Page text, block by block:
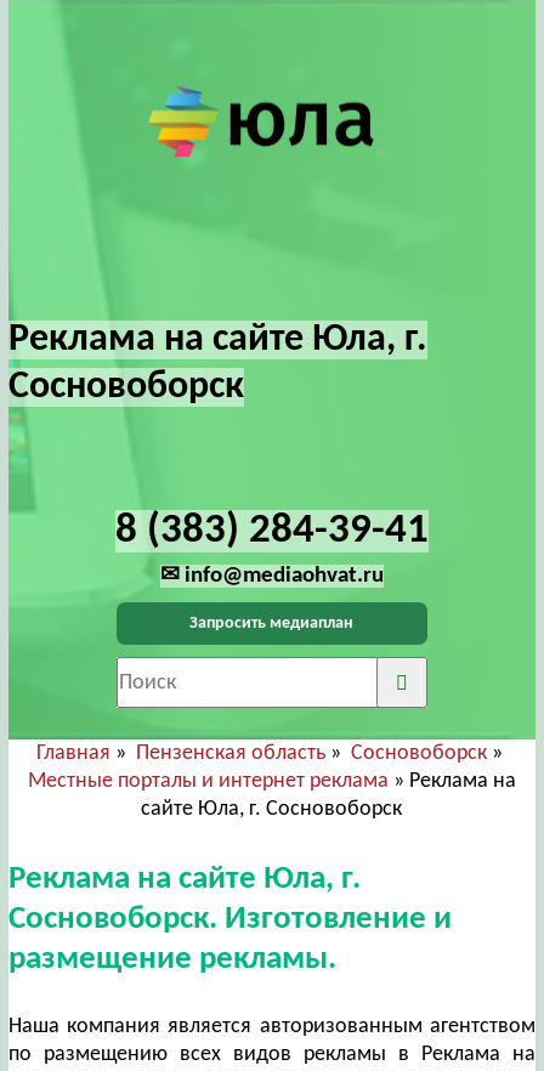
Реклама на сайте Юла, г.
Сосновоборск
8 (383) 284-39-41
✉ info@mediaohvat.ru
Запросить медиаплан
Главная » Пензенская область» Сосновоборск»
Местные порталы и интернет реклама » Реклама на
сайте Юла, г. Сосновоборск
Реклама на сайте Юла, г.
Сосновоборск. Изготовление и
размещение рекламы.
Наша компания является авторизованным агентством
по размещению всех видов рекламы в Реклама на